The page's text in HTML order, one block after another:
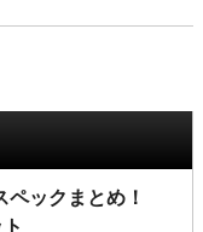
ックまとめ！